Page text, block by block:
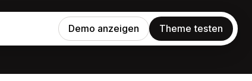
Demo anzeigen Theme testen